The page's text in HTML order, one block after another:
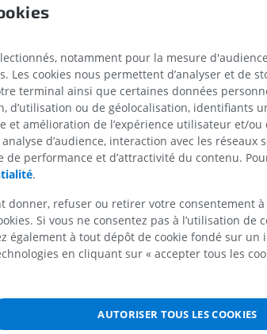
du nerf trijumeau
du nerf trijumeau
du nerf oculomoteur
[Bras conjonctif]
cérébelleux rostral
Cheval - Doigt
IRM
PREMIUM
Cheval - Doigt et sabot
Illustrations
Cheval - Tête
TDM
PREMIUM
notamment pour la mesure
Les cookies nous permettent d’analyser et de
terminal ainsi que certaines données
d’utilisation ou de géolocalisation, identifiants
et amélioration de l’expérience utilisateur et/
d’audience, interaction avec les réseaux
de performance et d’attractivité du contenu.
.
donner, refuser ou retirer votre consentement
Si vous ne consentez pas à l’utilisation de
également à tout dépôt de cookie fondé sur
en cliquant sur « accepter tous les
AUTORISER TOUS LES COOKIES